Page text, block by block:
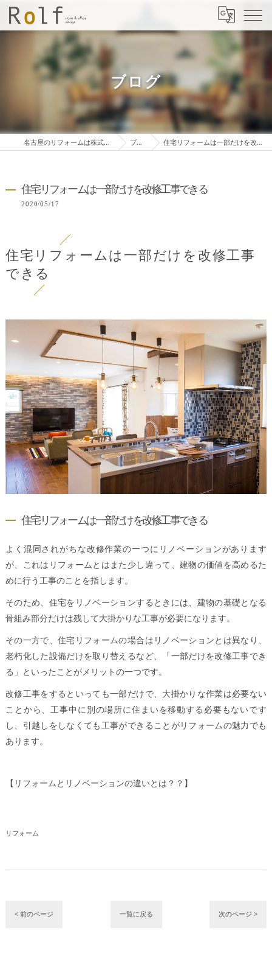
ブログ
名古屋のリフォームは株式会社ロルフ ブログ 住宅リフォームは一部だけを改修工事できる
住宅リフォームは一部だけを改修工事できる
2020/05/17
住宅リフォームは一部だけを改修工事
できる
住宅リフォームは一部だけを改修工事できる
よく混同されがちな改修作業の一つにリノベーションがあります
が、これはリフォームとはまた少し違って、建物の価値を高めるた
めに行う工事のことを指します。
そのため、住宅をリノベーションするときには、建物の基礎となる
骨組み部分だけは残して大掛かりな工事が必要になります。
その一方で、住宅リフォームの場合はリノベーションとは異なり、
老朽化した設備だけを取り替えるなど、「一部だけを改修工事でき
る」といったことがメリットの一つです。
改修工事をするといっても一部だけで、大掛かりな作業は必要ない
ことから、工事中に別の場所に住まいを移動する必要もないです
し、引越しをしなくても工事ができることがリフォームの魅力でも
あります。
【リフォームとリノベーションの違いとは？？】
リフォーム
< 前のページ 一覧に戻る 次のページ >